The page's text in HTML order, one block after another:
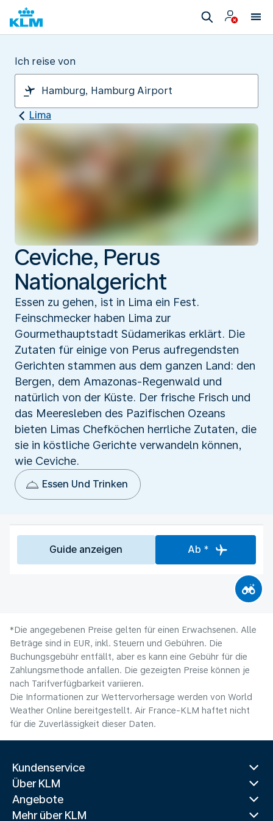
Ich reise von
Lima
Ceviche, Perus
Nationalgericht
Essen zu gehen, ist in Lima ein Fest.
Feinschmecker haben Lima zur
Gourmethauptstadt Südamerikas erklärt. Die
Zutaten für einige von Perus aufregendsten
Gerichten stammen aus dem ganzen Land: den
Bergen, dem Amazonas-Regenwald und
natürlich von der Küste. Der frische Frisch und
das Meeresleben des Pazifischen Ozeans
bieten Limas Chefköchen herrliche Zutaten, die
sie in köstliche Gerichte verwandeln können,
wie Ceviche.
Essen Und Trinken
Guide anzeigen Ab *
*Die angegebenen Preise gelten für einen Erwachsenen. Alle
Beträge sind in EUR, inkl. Steuern und Gebühren. Die
Buchungsgebühr entfällt, aber es kann eine Gebühr für die
Zahlungsmethode anfallen. Die gezeigten Preise können je
nach Tarifverfügbarkeit variieren.
Die Informationen zur Wettervorhersage werden von World
Weather Online bereitgestellt. Air France-KLM haftet nicht
für die Zuverlässigkeit dieser Daten.
Kundenservice
Über KLM
Angebote
Mehr über KLM